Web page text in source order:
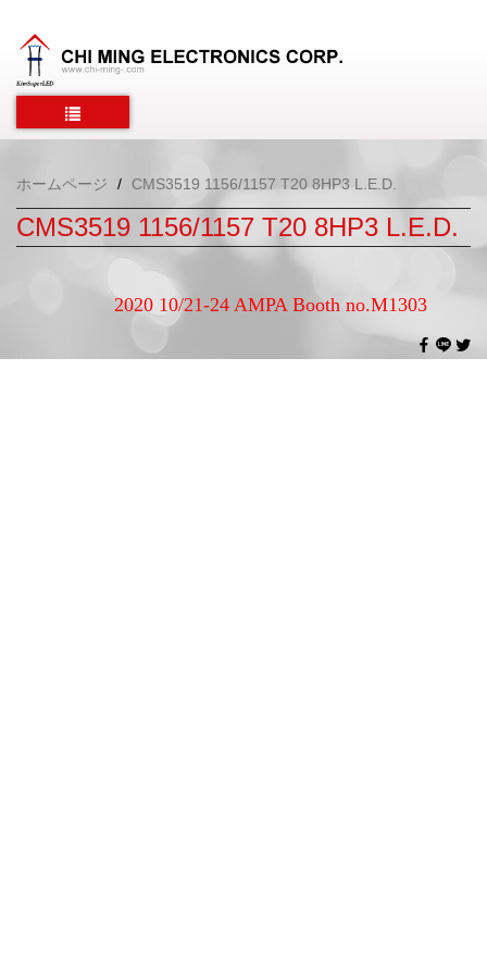
ホームページ CMS3519 1156/1157 T20 8HP3 L.E.D.
CMS3519 1156/1157 T20 8HP3 L.E.D.
2020 10/21-24 AMPA Booth no.M1303